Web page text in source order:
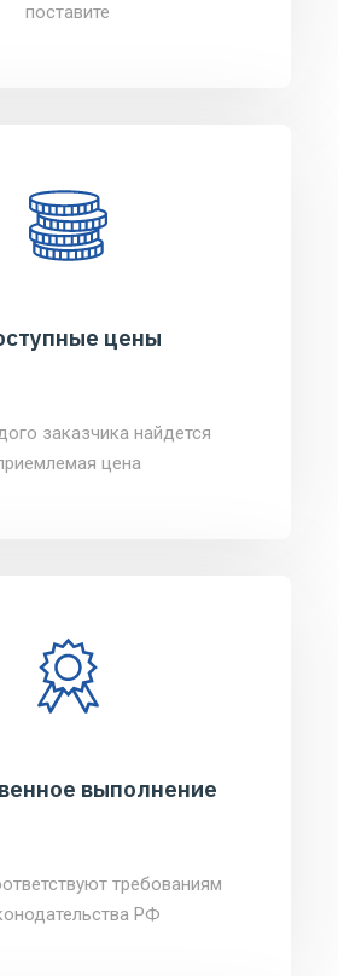
поставите
цены
заказчика найдется
цена
выполнение
требованиям
РФ